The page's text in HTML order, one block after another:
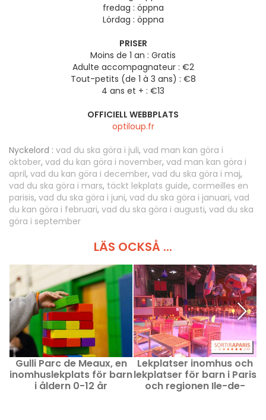
fredag : öppna
Lördag : öppna
PRISER
Moins de 1 an : Gratis
Adulte accompagnateur : €2
Tout-petits (de 1 à 3 ans) : €8
4 ans et + : €13
OFFICIELL WEBBPLATS
optiloup.fr
Nyckelord : vad du ska göra i juli, vad man kan göra i
oktober, vad du kan göra i november, vad man kan göra i
april, vad du kan göra i december, vad du ska göra i maj,
vad du ska göra i mars, täckt lekplats guide, cormeilles en
parisis, vad du ska göra i juni, vad du ska göra i januari, vad
du kan göra i februari, vad du ska göra i augusti, vad du ska
göra i september
LÄS OCKSÅ ...
Gulli Parc de Meaux, en
inomhuslekplats för barn
i åldern 0-12 år
Lekplatser inomhus och
lekplatser för barn i Paris
och regionen Ile-de-